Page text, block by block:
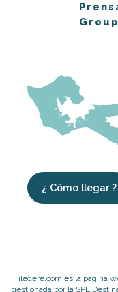
¿ Cómo llegar ?
iledere.com es la página
gestionada por la SPL